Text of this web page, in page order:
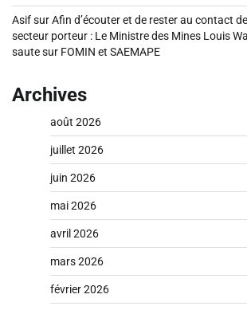
AsifsurAfin d’écouter et de rester au contact
secteur porteur : Le Ministre des Mines Louis
saute sur FOMIN et SAEMAPE
Archives
août 2026
juillet 2026
juin 2026
mai 2026
avril 2026
mars 2026
février 2026